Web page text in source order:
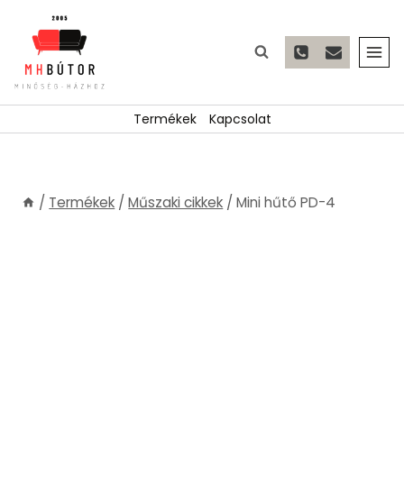
content
Termékek Kapcsolat
/ Termékek / Műszaki cikkek / Mini hűtő PD-4